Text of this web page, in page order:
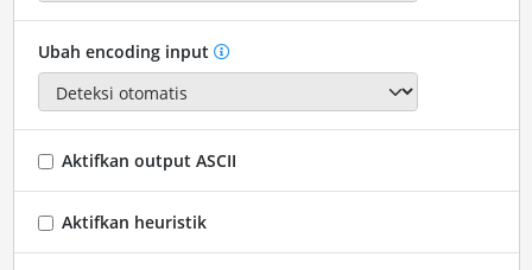
Ubah encoding input
Aktifkan output ASCII
Aktifkan heuristik